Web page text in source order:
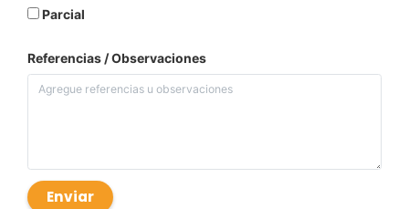
Parcial
Referencias / Observaciones
Enviar